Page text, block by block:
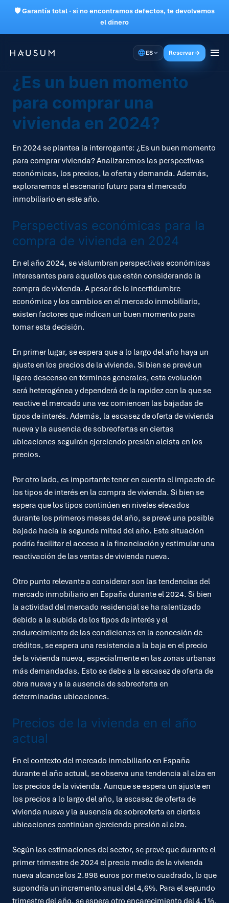
🛡 Garantía total · si no encontramos defectos, te devolvemos
el dinero
ES Reservar
¿Es un buen momento
para comprar una
vivienda en 2024?
En 2024 se plantea la interrogante: ¿Es un buen momento
para comprar vivienda? Analizaremos las perspectivas
económicas, los precios, la oferta y demanda. Además,
exploraremos el escenario futuro para el mercado
inmobiliario en este año.
Perspectivas económicas para la
compra de vivienda en 2024
En el año 2024, se vislumbran perspectivas económicas
interesantes para aquellos que estén considerando la
compra de vivienda. A pesar de la incertidumbre
económica y los cambios en el mercado inmobiliario,
existen factores que indican un buen momento para
tomar esta decisión.
En primer lugar, se espera que a lo largo del año haya un
ajuste en los precios de la vivienda. Si bien se prevé un
ligero descenso en términos generales, esta evolución
será heterogénea y dependerá de la rapidez con la que se
reactive el mercado una vez comiencen las bajadas de
tipos de interés. Además, la escasez de oferta de vivienda
nueva y la ausencia de sobreofertas en ciertas
ubicaciones seguirán ejerciendo presión alcista en los
precios.
Por otro lado, es importante tener en cuenta el impacto de
los tipos de interés en la compra de vivienda. Si bien se
espera que los tipos continúen en niveles elevados
durante los primeros meses del año, se prevé una posible
bajada hacia la segunda mitad del año. Esta situación
podría facilitar el acceso a la financiación y estimular una
reactivación de las ventas de vivienda nueva.
Otro punto relevante a considerar son las tendencias del
mercado inmobiliario en España durante el 2024. Si bien
la actividad del mercado residencial se ha ralentizado
debido a la subida de los tipos de interés y el
endurecimiento de las condiciones en la concesión de
créditos, se espera una resistencia a la baja en el precio
de la vivienda nueva, especialmente en las zonas urbanas
más demandadas. Esto se debe a la escasez de oferta de
obra nueva y a la ausencia de sobreoferta en
determinadas ubicaciones.
Precios de la vivienda en el año
actual
En el contexto del mercado inmobiliario en España
durante el año actual, se observa una tendencia al alza en
los precios de la vivienda. Aunque se espera un ajuste en
los precios a lo largo del año, la escasez de oferta de
vivienda nueva y la ausencia de sobreoferta en ciertas
ubicaciones continúan ejerciendo presión al alza.
Según las estimaciones del sector, se prevé que durante el
primer trimestre de 2024 el precio medio de la vivienda
nueva alcance los 2.898 euros por metro cuadrado, lo que
supondría un incremento anual del 4,6%. Para el segundo
trimestre del año, se espera otro encarecimiento del 4,1%,